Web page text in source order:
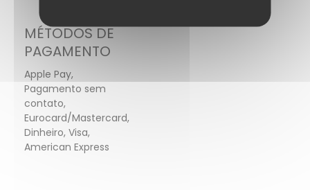
MÉTODOS DE
PAGAMENTO
Apple Pay,
Pagamento sem
contato,
Eurocard/Mastercard,
Dinheiro, Visa,
American Express